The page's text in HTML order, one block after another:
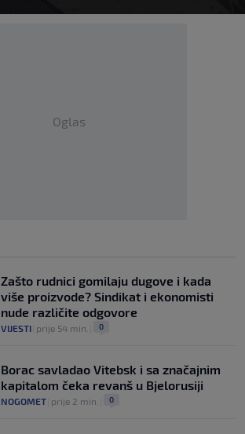
Oglas
Zašto rudnici gomilaju dugove i kada
više proizvode? Sindikat i ekonomisti
nude različite odgovore
VIJESTI prije 54 min. 0
Borac savladao Vitebsk i sa značajnim
kapitalom čeka revanš u Bjelorusiji
NOGOMET prije 2 min. 0